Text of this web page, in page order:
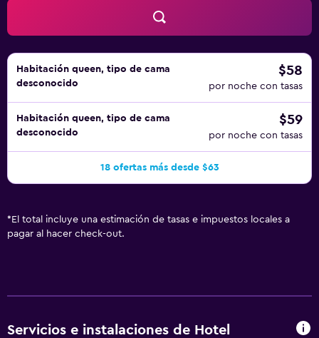
Habitación queen, tipo de cama
desconocido
$58
por noche con tasas
Habitación queen, tipo de cama
desconocido
$59
por noche con tasas
18 ofertas más desde $63
* El total incluye una estimación de tasas e impuestos locales a
pagar al hacer check-out.
Servicios e instalaciones de Hotel